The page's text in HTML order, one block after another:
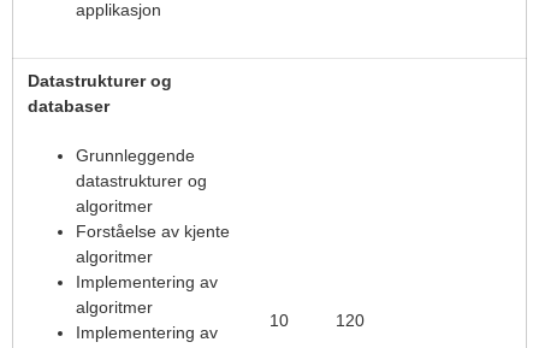
applikasjon
Datastrukturer og
databaser
Grunnleggende
datastrukturer og
algoritmer
Forståelse av kjente
algoritmer
Implementering av
algoritmer
Implementering av
10 120